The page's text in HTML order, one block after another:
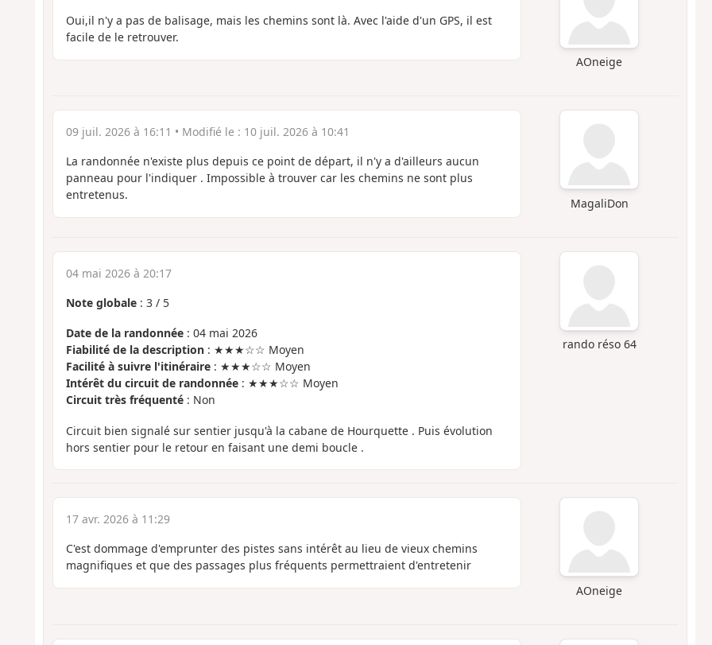
AOneige
Oui,il n'y a pas de balisage, mais les chemins sont là. Avec l'aide d'un GPS, il est
facile de le retrouver.
MagaliDon
09 juil. 2026 à 16:11 • Modifié le : 10 juil. 2026 à 10:41
La randonnée n'existe plus depuis ce point de départ, il n'y a d'ailleurs aucun
panneau pour l'indiquer . Impossible à trouver car les chemins ne sont plus
entretenus.
rando réso 64
04 mai 2026 à 20:17
Note globale: 3/ 5
Date de la randonnée: 04 mai 2026
Fiabilité de la description: ★★★☆☆ Moyen
Facilité à suivre l'itinéraire: ★★★☆☆ Moyen
Intérêt du circuit de randonnée: ★★★☆☆ Moyen
Circuit très fréquenté: Non
Circuit bien signalé sur sentier jusqu'à la cabane de Hourquette . Puis évolution
hors sentier pour le retour en faisant une demi boucle .
AOneige
17 avr. 2026 à 11:29
C'est dommage d'emprunter des pistes sans intérêt au lieu de vieux chemins
magnifiques et que des passages plus fréquents permettraient d'entretenir